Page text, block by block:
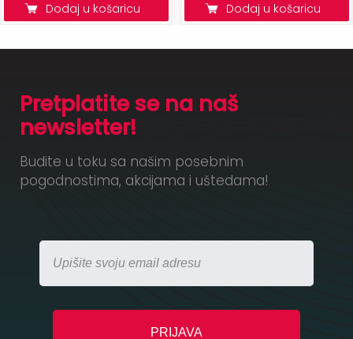
Dodaj u košaricu Dodaj u košaricu
Pretplatite se na naš
newsletter!
Budite u toku sa našim posebnim
pogodnostima, akcijama i uštedama!